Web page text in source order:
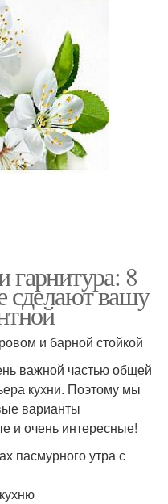
8
сделают вашу
и барной стойкой
важной частью общей
кухни. Поэтому мы
варианты
и очень интересные!
пасмурного утра с